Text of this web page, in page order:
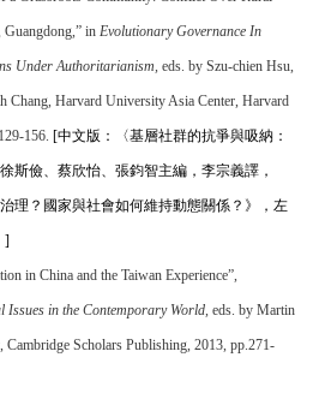
in Evolutionary Governance In
Under Authoritarianism, eds. by Szu-chien Hsu,
Chang, Harvard University Asia Center, Harvard
156. [中文版： 〈基層社群的抗爭與吸納：
斯儉、蔡欣怡、張鈞智主編，李宗義譯，
理？國家與社會如何維持動態關係？》，左
]
in China and the Taiwan Experience”,
Issues in the Contemporary World, eds. by Martin
Cambridge Scholars Publishing, 2013, pp.271-